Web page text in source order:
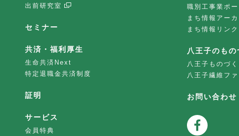
出前研究室
セミナー
共済・福利厚生
生命共済Next
特定退職金共済制度
証明
サービス
会員特典
職別工事業ポー
まち情報アー
まち情報リンク
八王子のもの
八王子ものづ
八王子繊維フ
お問い合わせ